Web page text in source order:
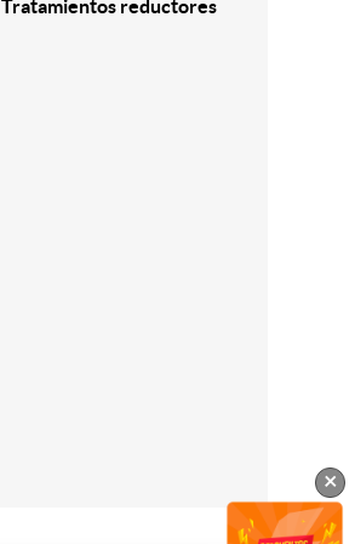
Tratamientos reductores
×